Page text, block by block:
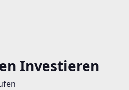
Investieren